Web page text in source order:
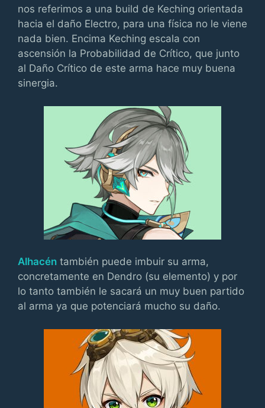
nos referimos a una build de Keching orientada
hacia el daño Electro, para una física no le viene
nada bien. Encima Keching escala con
ascensión la Probabilidad de Crítico, que junto
al Daño Crítico de este arma hace muy buena
sinergia.
Alhacén también puede imbuir su arma,
concretamente en Dendro (su elemento) y por
lo tanto también le sacará un muy buen partido
al arma ya que potenciará mucho su daño.